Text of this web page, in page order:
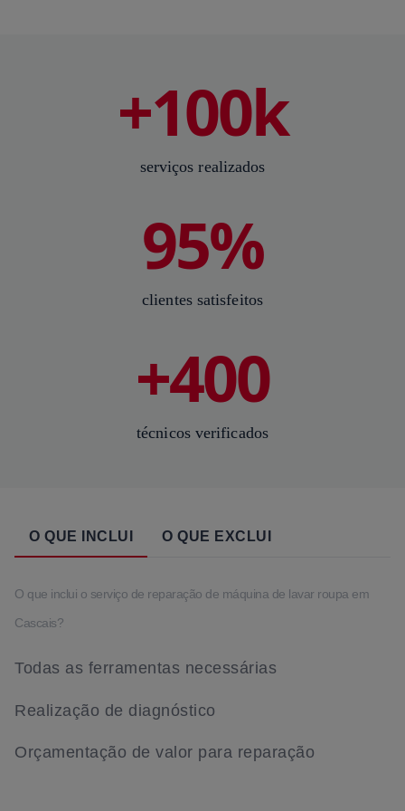
+100k
serviços realizados
95%
clientes satisfeitos
+400
técnicos verificados
O QUE INCLUI O QUE EXCLUI
O que inclui o serviço de reparação de máquina de lavar roupa em
Cascais?
Todas as ferramentas necessárias
Realização de diagnóstico
Orçamentação de valor para reparação